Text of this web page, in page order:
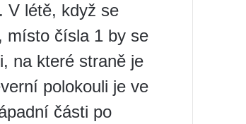
V létě, když se
místo čísla 1 by se
na které straně je
polokouli je ve
části po